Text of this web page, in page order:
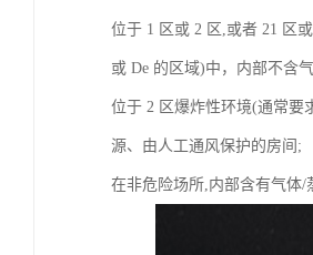
位于 1 区或 2 区,或者 21 区
或 De 的区域)中，内部不含
位于 2 区爆炸性环境(通常要
源、由人工通风保护的房间;
在非危险场所,内部含有气体/